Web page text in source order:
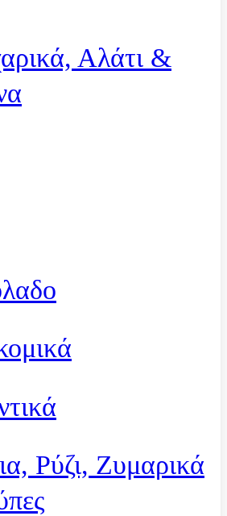
Αλάτι &
Ρύζι, Ζυμαρικά